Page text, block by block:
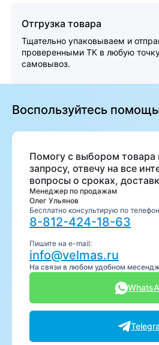
Отгрузка товара
Тщательно упаковываем и
проверенными ТК в любую
самовывоз.
Воспользуйтесь
Помогу с выбором товара
запросу, отвечу на все
вопросы о сроках,
Менеджер по продажам
Олег Ульянов
Бесплатно консультирую по
8-812-424-18-63
Пишите на e-mail:
info@velmas.ru
На связи в любом удобном